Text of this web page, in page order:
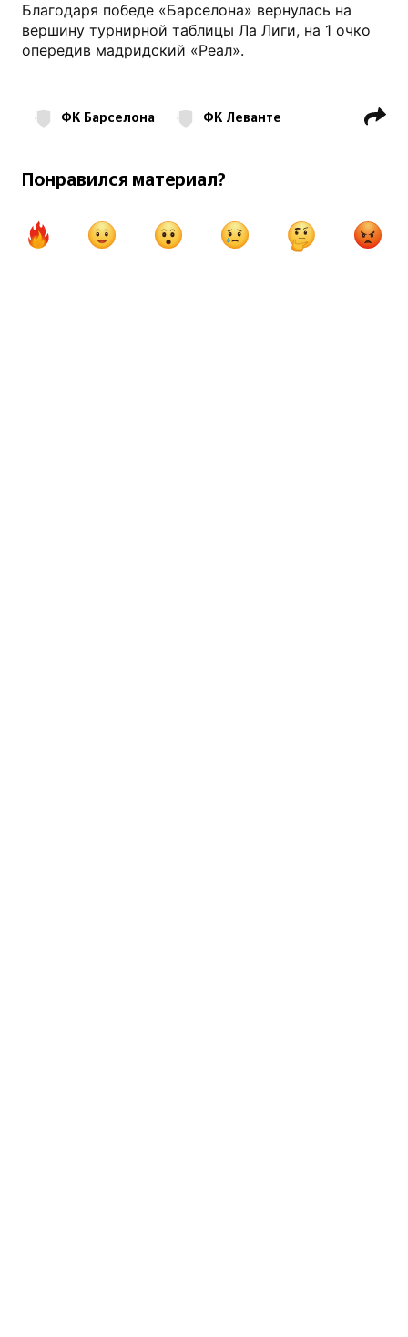
Благодаря победе «Барселона» вернулась на
вершину турнирной таблицы Ла Лиги, на 1 очко
опередив мадридский «Реал».
ФК Барселона ФК Леванте
Понравился материал?